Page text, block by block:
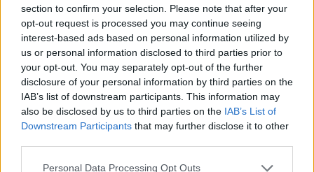
section to confirm your selection. Please note that after your
opt-out request is processed you may continue seeing
interest-based ads based on personal information utilized by
us or personal information disclosed to third parties prior to
your opt-out. You may separately opt-out of the further
disclosure of your personal information by third parties on the
IAB’s list of downstream participants. This information may
also be disclosed by us to third parties on the IAB’s List of
Downstream Participants that may further disclose it to other
Personal Data Processing Opt Outs